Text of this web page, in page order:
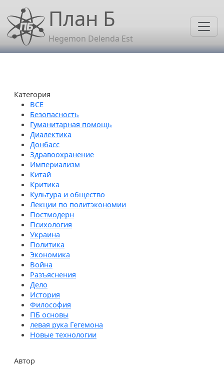
Перейти к основному содержанию
План Б
Hegemon Delenda Est
Категория
Безопасность
Гуманитарная помощь
Диалектика
Донбасс
Здравоохранение
Империализм
Китай
Критика
Культура и общество
Лекции по политэкономии
Постмодерн
Психология
Украина
Политика
Экономика
Война
Разъяснения
Дело
История
Философия
ПБ основы
левая рука Гегемона
Новые технологии
Автор